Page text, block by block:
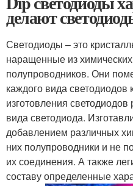
делают
Светодиоды – это
наращенные из
полупроводников. Они
каждого вида светодиодов
изготовления
вида светодиода.
добавлением различных
них полупроводники и не
их соединения. А также
составу определенные